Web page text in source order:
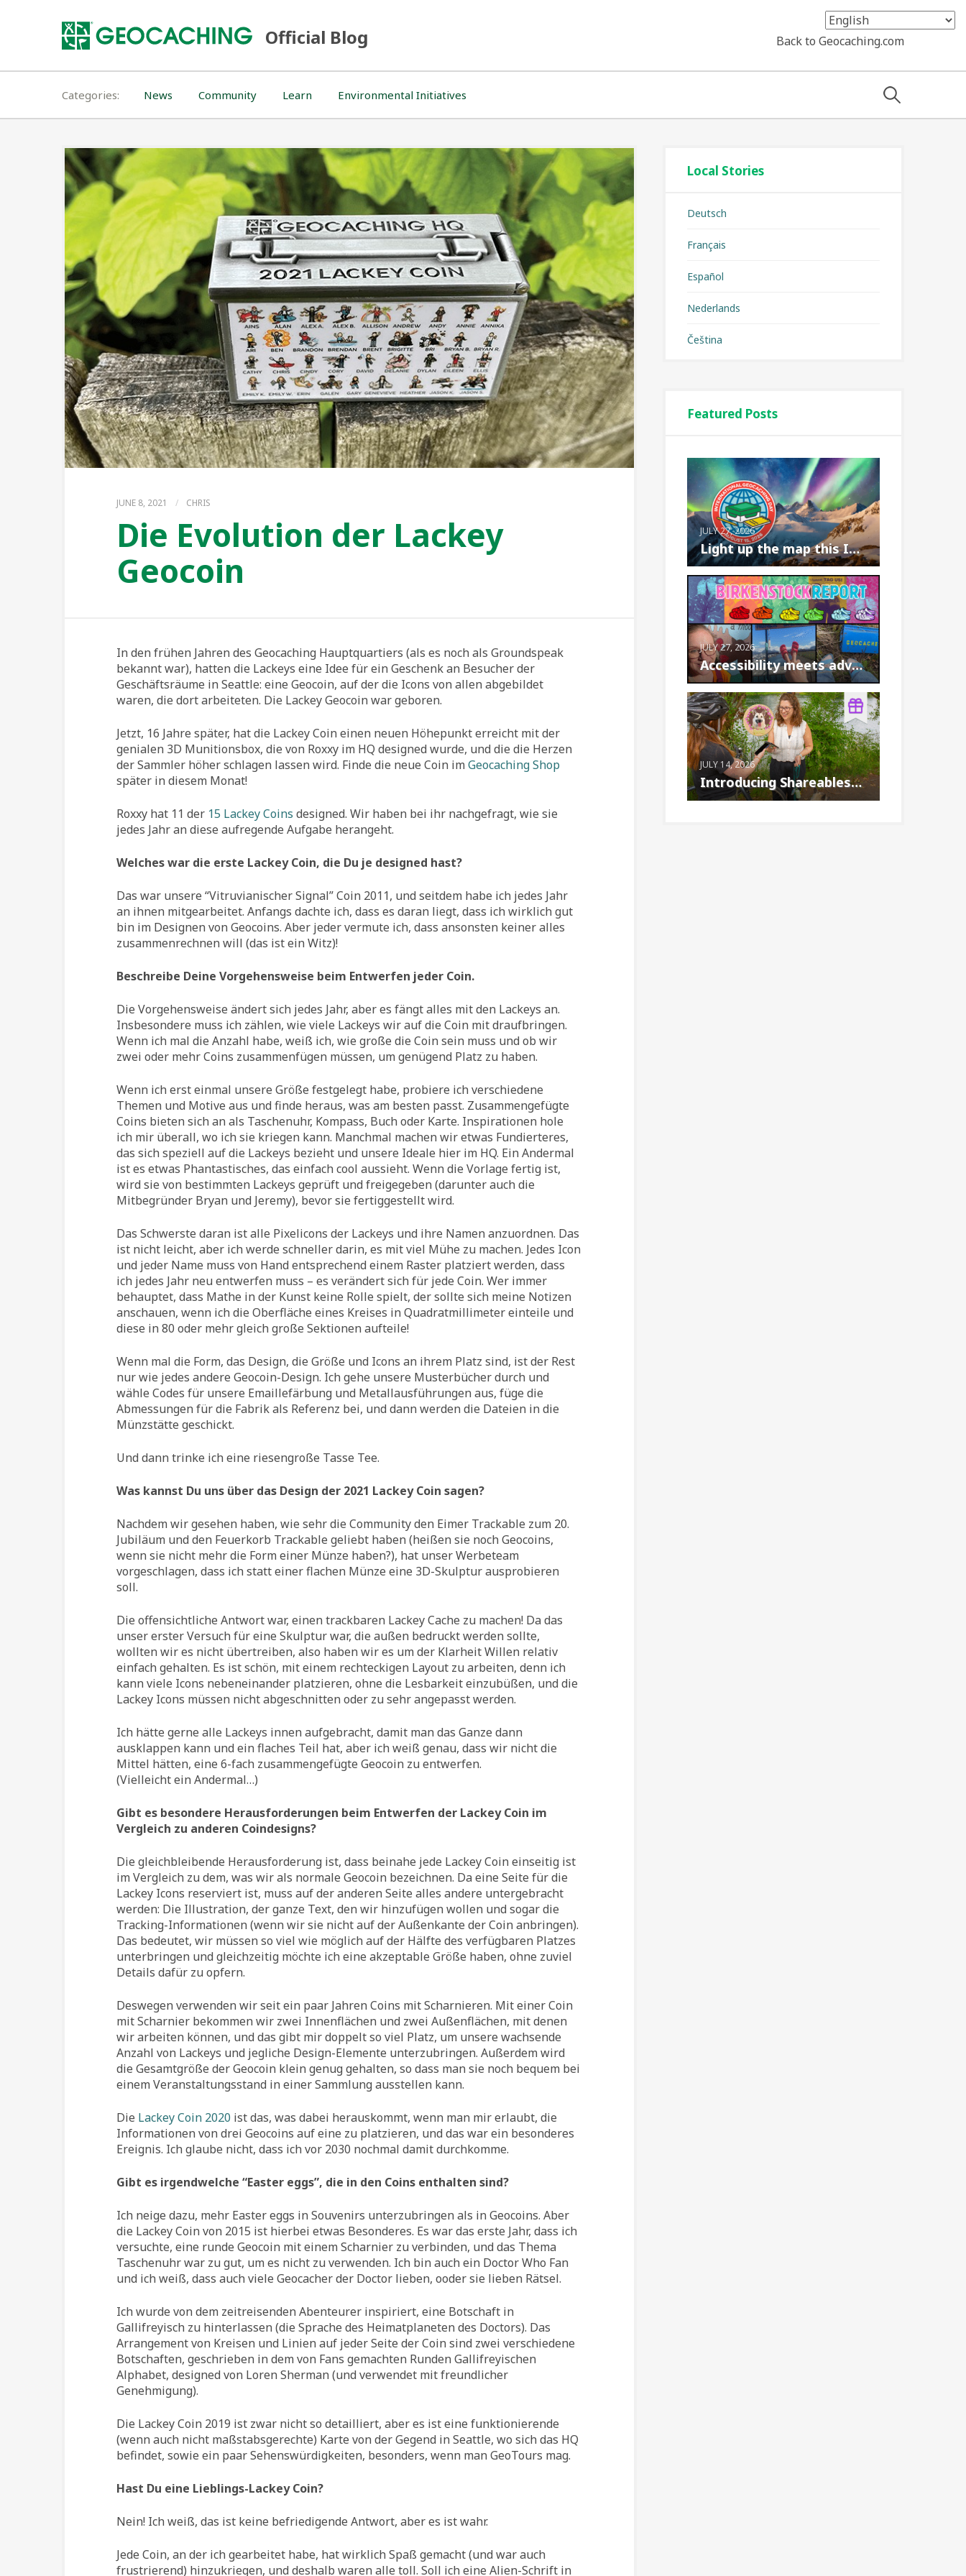
Official Blog Back to Geocaching.com
Categories News Community Learn Environmental Initiatives Search
JUNE 8, 2021 / CHRIS
Die Evolution der Lackey
Geocoin
In den frühen Jahren des Geocaching Hauptquartiers (als es noch als Groundspeak
bekannt war), hatten die Lackeys eine Idee für ein Geschenk an Besucher der
Geschäftsräume in Seattle: eine Geocoin, auf der die Icons von allen abgebildet
waren, die dort arbeiteten. Die Lackey Geocoin war geboren.
Jetzt, 16 Jahre später, hat die Lackey Coin einen neuen Höhepunkt erreicht mit der
genialen 3D Munitionsbox, die von Roxxy im HQ designed wurde, und die die Herzen
der Sammler höher schlagen lassen wird. Finde die neue Coin im Geocaching Shop
später in diesem Monat!
Roxxy hat 11 der 15 Lackey Coins designed. Wir haben bei ihr nachgefragt, wie sie
jedes Jahr an diese aufregende Aufgabe herangeht.
Welches war die erste Lackey Coin, die Du je designed hast?
Das war unsere “Vitruvianischer Signal” Coin 2011, und seitdem habe ich jedes Jahr
an ihnen mitgearbeitet. Anfangs dachte ich, dass es daran liegt, dass ich wirklich gut
bin im Designen von Geocoins. Aber jeder vermute ich, dass ansonsten keiner alles
zusammenrechnen will (das ist ein Witz)!
Beschreibe Deine Vorgehensweise beim Entwerfen jeder Coin.
Die Vorgehensweise ändert sich jedes Jahr, aber es fängt alles mit den Lackeys an.
Insbesondere muss ich zählen, wie viele Lackeys wir auf die Coin mit draufbringen.
Wenn ich mal die Anzahl habe, weiß ich, wie große die Coin sein muss und ob wir
zwei oder mehr Coins zusammenfügen müssen, um genügend Platz zu haben.
Wenn ich erst einmal unsere Größe festgelegt habe, probiere ich verschiedene
Themen und Motive aus und finde heraus, was am besten passt. Zusammengefügte
Coins bieten sich an als Taschenuhr, Kompass, Buch oder Karte. Inspirationen hole
ich mir überall, wo ich sie kriegen kann. Manchmal machen wir etwas Fundierteres,
das sich speziell auf die Lackeys bezieht und unsere Ideale hier im HQ. Ein Andermal
ist es etwas Phantastisches, das einfach cool aussieht. Wenn die Vorlage fertig ist,
wird sie von bestimmten Lackeys geprüft und freigegeben (darunter auch die
Mitbegründer Bryan und Jeremy), bevor sie fertiggestellt wird.
Das Schwerste daran ist alle Pixelicons der Lackeys und ihre Namen anzuordnen. Das
ist nicht leicht, aber ich werde schneller darin, es mit viel Mühe zu machen. Jedes Icon
und jeder Name muss von Hand entsprechend einem Raster platziert werden, dass
ich jedes Jahr neu entwerfen muss – es verändert sich für jede Coin. Wer immer
behauptet, dass Mathe in der Kunst keine Rolle spielt, der sollte sich meine Notizen
anschauen, wenn ich die Oberfläche eines Kreises in Quadratmillimeter einteile und
diese in 80 oder mehr gleich große Sektionen aufteile!
Wenn mal die Form, das Design, die Größe und Icons an ihrem Platz sind, ist der Rest
nur wie jedes andere Geocoin-Design. Ich gehe unsere Musterbücher durch und
wähle Codes für unsere Emaillefärbung und Metallausführungen aus, füge die
Abmessungen für die Fabrik als Referenz bei, und dann werden die Dateien in die
Münzstätte geschickt.
Und dann trinke ich eine riesengroße Tasse Tee.
Was kannst Du uns über das Design der 2021 Lackey Coin sagen?
Nachdem wir gesehen haben, wie sehr die Community den Eimer Trackable zum 20.
Jubiläum und den Feuerkorb Trackable geliebt haben (heißen sie noch Geocoins,
wenn sie nicht mehr die Form einer Münze haben?), hat unser Werbeteam
vorgeschlagen, dass ich statt einer flachen Münze eine 3D-Skulptur ausprobieren
soll.
Die offensichtliche Antwort war, einen trackbaren Lackey Cache zu machen! Da das
unser erster Versuch für eine Skulptur war, die außen bedruckt werden sollte,
wollten wir es nicht übertreiben, also haben wir es um der Klarheit Willen relativ
einfach gehalten. Es ist schön, mit einem rechteckigen Layout zu arbeiten, denn ich
kann viele Icons nebeneinander platzieren, ohne die Lesbarkeit einzubüßen, und die
Lackey Icons müssen nicht abgeschnitten oder zu sehr angepasst werden.
Ich hätte gerne alle Lackeys innen aufgebracht, damit man das Ganze dann
ausklappen kann und ein flaches Teil hat, aber ich weiß genau, dass wir nicht die
Mittel hätten, eine 6-fach zusammengefügte Geocoin zu entwerfen.
(Vielleicht ein Andermal…)
Gibt es besondere Herausforderungen beim Entwerfen der Lackey Coin im
Vergleich zu anderen Coindesigns?
Die gleichbleibende Herausforderung ist, dass beinahe jede Lackey Coin einseitig ist
im Vergleich zu dem, was wir als normale Geocoin bezeichnen. Da eine Seite für die
Lackey Icons reserviert ist, muss auf der anderen Seite alles andere untergebracht
werden: Die Illustration, der ganze Text, den wir hinzufügen wollen und sogar die
Tracking-Informationen (wenn wir sie nicht auf der Außenkante der Coin anbringen).
Das bedeutet, wir müssen so viel wie möglich auf der Hälfte des verfügbaren Platzes
unterbringen und gleichzeitig möchte ich eine akzeptable Größe haben, ohne zuviel
Details dafür zu opfern.
Deswegen verwenden wir seit ein paar Jahren Coins mit Scharnieren. Mit einer Coin
mit Scharnier bekommen wir zwei Innenflächen und zwei Außenflächen, mit denen
wir arbeiten können, und das gibt mir doppelt so viel Platz, um unsere wachsende
Anzahl von Lackeys und jegliche Design-Elemente unterzubringen. Außerdem wird
die Gesamtgröße der Geocoin klein genug gehalten, so dass man sie noch bequem bei
einem Veranstaltungsstand in einer Sammlung ausstellen kann.
Die Lackey Coin 2020 ist das, was dabei herauskommt, wenn man mir erlaubt, die
Informationen von drei Geocoins auf eine zu platzieren, und das war ein besonderes
Ereignis. Ich glaube nicht, dass ich vor 2030 nochmal damit durchkomme.
Gibt es irgendwelche “Easter eggs”, die in den Coins enthalten sind?
Ich neige dazu, mehr Easter eggs in Souvenirs unterzubringen als in Geocoins. Aber
die Lackey Coin von 2015 ist hierbei etwas Besonderes. Es war das erste Jahr, dass ich
versuchte, eine runde Geocoin mit einem Scharnier zu verbinden, und das Thema
Taschenuhr war zu gut, um es nicht zu verwenden. Ich bin auch ein Doctor Who Fan
und ich weiß, dass auch viele Geocacher der Doctor lieben, ooder sie lieben Rätsel.
Ich wurde von dem zeitreisenden Abenteurer inspiriert, eine Botschaft in
Gallifreyisch zu hinterlassen (die Sprache des Heimatplaneten des Doctors). Das
Arrangement von Kreisen und Linien auf jeder Seite der Coin sind zwei verschiedene
Botschaften, geschrieben in dem von Fans gemachten Runden Gallifreyischen
Alphabet, designed von Loren Sherman (und verwendet mit freundlicher
Genehmigung).
Die Lackey Coin 2019 ist zwar nicht so detailliert, aber es ist eine funktionierende
(wenn auch nicht maßstabsgerechte) Karte von der Gegend in Seattle, wo sich das HQ
befindet, sowie ein paar Sehenswürdigkeiten, besonders, wenn man GeoTours mag.
Hast Du eine Lieblings-Lackey Coin?
Nein! Ich weiß, das ist keine befriedigende Antwort, aber es ist wahr.
Jede Coin, an der ich gearbeitet habe, hat wirklich Spaß gemacht (und war auch
frustrierend) hinzukriegen, und deshalb waren alle toll. Soll ich eine Alien-Schrift in
Local Stories
Deutsch
Français
Español
Nederlands
Čeština
Featured Posts
JULY 27, 2026
Light up the map this International Geoc...
JULY 27, 2026
Accessibility meets adventure: the Birke...
JULY 14, 2026
Introducing Shareables™: A new way to cr...